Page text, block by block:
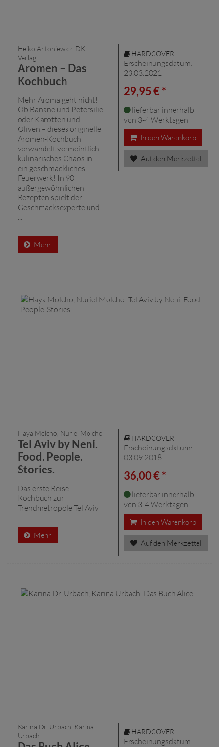
Heiko Antoniewicz, DK
Verlag
Aromen – Das
Kochbuch
Mehr Aroma geht nicht!
Ob Banane und Petersilie
oder Karotten und
Oliven – dieses originelle
Aromen-Kochbuch
verwandelt vermeintlich
kulinarisches Chaos in
ein geschmackliches
Feuerwerk! In 90
außergewöhnlichen
Rezepten spielt der
Geschmacksexperte und
Mehr
HARDCOVER
Erscheinungsdatum:
23.03.2021
29,95 € *
lieferbar innerhalb
von 3-4 Werktagen
In den Warenkorb
Auf den Merkzettel
Haya Molcho, Nuriel Molcho
Tel Aviv by Neni.
Food. People.
Stories.
Das erste Reise-
Kochbuch zur
Trendmetropole Tel Aviv
Mehr
HARDCOVER
Erscheinungsdatum:
03.09.2018
36,00 € *
lieferbar innerhalb
von 3-4 Werktagen
In den Warenkorb
Auf den Merkzettel
Karina Dr. Urbach, Karina
Urbach
HARDCOVER
Erscheinungsdatum: